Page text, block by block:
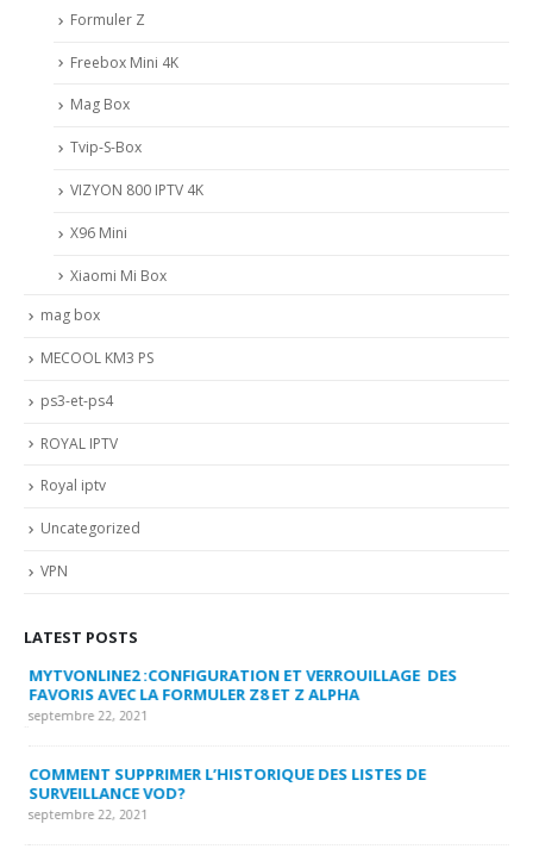
Formuler Z
Freebox Mini 4K
Mag Box
Tvip-S-Box
VIZYON 800 IPTV 4K
X96 Mini
Xiaomi Mi Box
mag box
MECOOL KM3 PS
ps3-et-ps4
ROYAL IPTV
Royal iptv
Uncategorized
VPN
LATEST POSTS
MYTVONLINE2 :CONFIGURATION ET VERROUILLAGE DES
FAVORIS AVEC LA FORMULER Z8 ET Z ALPHA
septembre 22, 2021
COMMENT SUPPRIMER L’HISTORIQUE DES LISTES DE
SURVEILLANCE VOD?
septembre 22, 2021